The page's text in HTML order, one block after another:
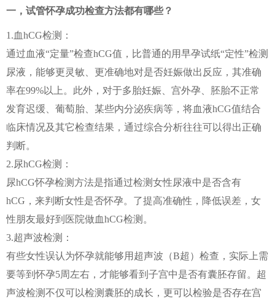
一，试管怀孕成功检查方法都有哪些？
1.血hCG检测：
通过血液“定量”检查hCG值，比普通的用早孕试纸“定性”检测
尿液，能够更灵敏、更准确地对是否妊娠做出反应，其准确
率在99%以上。此外，对于多胎妊娠、宫外孕、胚胎不正常
发育迟缓、葡萄胎、某些内分泌疾病等，将血液hCG值结合
临床情况及其它检查结果，通过综合分析往往可以得出正确
判断。
2.尿hCG检测：
尿hCG怀孕检测方法是指通过检测女性尿液中是否含有
hCG，来判断女性是否怀孕。了提高准确性，降低误差，女
性朋友最好到医院做血hCG检测。
3.超声波检测：
有些女性误认为怀孕就能够用超声波（B超）检查，实际上需
要等到怀孕5周左右，才能够看到子宫中是否有囊胚存留。超
声波检测不仅可以检测囊胚的成长，更可以检验是否存在宫